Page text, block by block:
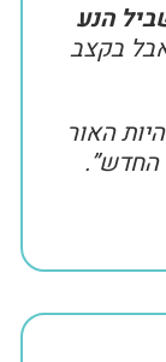
הנע
בקצב
האור